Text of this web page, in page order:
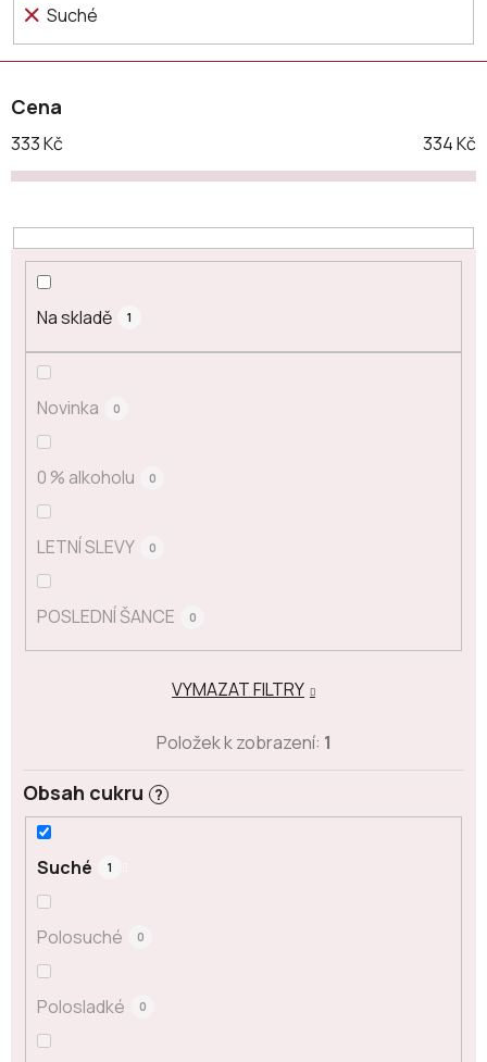
Suché
Cena
333Kč 334Kč
Na skladě 1
Novinka 0
0 % alkoholu 0
LETNÍ SLEVY 0
POSLEDNÍ ŠANCE 0
Obsah cukru ?
Suché 1
Polosuché 0
Polosladké 0
VYMAZAT FILTRY
Položek k zobrazení: 1